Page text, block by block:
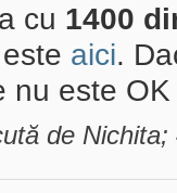
cu 1400
aici.
nu este
de